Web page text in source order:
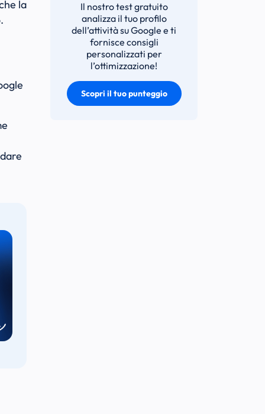
la
Il nostro test gratuito
analizza il tuo profilo
dell’attività su Google e ti
fornisce consigli
personalizzati per
l’ottimizzazione!
Scopri il tuo punteggio